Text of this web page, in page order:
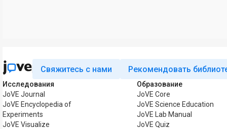
Свяжитесь с нами Рекомендовать
Исследования
JoVE Journal
JoVE Encyclopedia of
Experiments
JoVE Visualize
Образование
JoVE Core
JoVE Science Education
JoVE Lab Manual
JoVE Quiz